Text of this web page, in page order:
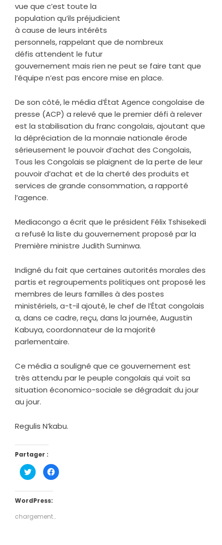
vue que c’est toute la
population qu’ils préjudicient
à cause de leurs intérêts
personnels, rappelant que de nombreux
défis attendent le futur
gouvernement mais rien ne peut se faire tant que
l’équipe n’est pas encore mise en place.
De son côté, le média d’État Agence congolaise de
presse (ACP) a relevé que le premier défi à relever
est la stabilisation du franc congolais, ajoutant que
la dépréciation de la monnaie nationale érode
sérieusement le pouvoir d’achat des Congolais,
Tous les Congolais se plaignent de la perte de leur
pouvoir d’achat et de la cherté des produits et
services de grande consommation, a rapporté
l’agence.
Mediacongo a écrit que le président Félix Tshisekedi
a refusé la liste du gouvernement proposé par la
Première ministre Judith Suminwa.
Indigné du fait que certaines autorités morales des
partis et regroupements politiques ont proposé les
membres de leurs familles à des postes
ministériels, a-t-il ajouté, le chef de l’État congolais
a, dans ce cadre, reçu, dans la journée, Augustin
Kabuya, coordonnateur de la majorité
parlementaire.
Ce média a souligné que ce gouvernement est
très attendu par le peuple congolais qui voit sa
situation économico-sociale se dégradait du jour
au jour.
Regulis N’kabu.
Partager :
Cliquez
pour
partager
Twitter(ouvre
dans
fenêtre)
Cliquez
pour
fenêtre)
WordPress:
chargement…